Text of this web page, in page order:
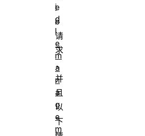
e
b
请
求
，
并
且
以
下
i
d
l
e
m
a
n
a
g
e
m